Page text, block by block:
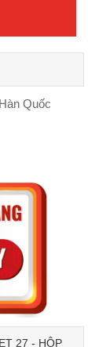
Quốc
27 - HỘP